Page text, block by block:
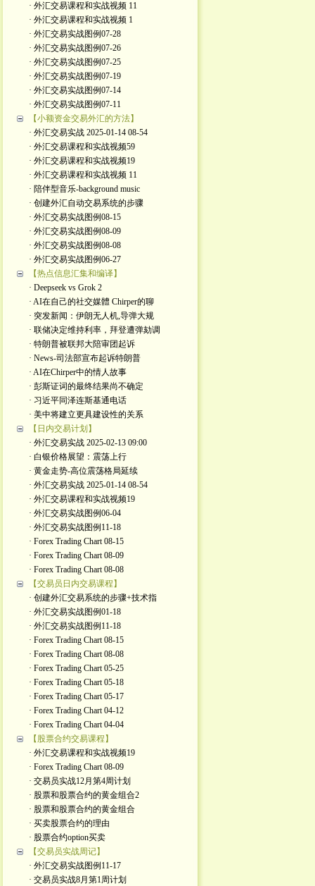
· 外汇交易课程和实战视频 11
· 外汇交易课程和实战视频 1
· 外汇交易实战图例07-28
· 外汇交易实战图例07-26
· 外汇交易实战图例07-25
· 外汇交易实战图例07-19
· 外汇交易实战图例07-14
· 外汇交易实战图例07-11
【小额资金交易外汇的方法】
· 外汇交易实战 2025-01-14 08-54
· 外汇交易课程和实战视频59
· 外汇交易课程和实战视频19
· 外汇交易课程和实战视频 11
· 陪伴型音乐-background music
· 创建外汇自动交易系统的步骤
· 外汇交易实战图例08-15
· 外汇交易实战图例08-09
· 外汇交易实战图例08-08
· 外汇交易实战图例06-27
【热点信息汇集和编译】
· Deepseek vs Grok 2
· AI在自己的社交媒體 Chirper的聊
· 突发新闻：伊朗无人机,导弹大规
· 联储决定维持利率，拜登遭弹劾调
· 特朗普被联邦大陪审团起诉
· News-司法部宣布起诉特朗普
· AI在Chirper中的情人故事
· 彭斯证词的最终结果尚不确定
· 习近平同泽连斯基通电话
· 美中将建立更具建设性的关系
【日内交易计划】
· 外汇交易实战 2025-02-13 09:00
· 白银价格展望：震荡上行
· 黄金走势-高位震荡格局延续
· 外汇交易实战 2025-01-14 08-54
· 外汇交易课程和实战视频19
· 外汇交易实战图例06-04
· 外汇交易实战图例11-18
· Forex Trading Chart 08-15
· Forex Trading Chart 08-09
· Forex Trading Chart 08-08
【交易员日内交易课程】
· 创建外汇交易系统的步骤+技术指
· 外汇交易实战图例01-18
· 外汇交易实战图例11-18
· Forex Trading Chart 08-15
· Forex Trading Chart 08-08
· Forex Trading Chart 05-25
· Forex Trading Chart 05-18
· Forex Trading Chart 05-17
· Forex Trading Chart 04-12
· Forex Trading Chart 04-04
【股票合约交易课程】
· 外汇交易课程和实战视频19
· Forex Trading Chart 08-09
· 交易员实战12月第4周计划
· 股票和股票合约的黄金组合2
· 股票和股票合约的黄金组合
· 买卖股票合约的理由
· 股票合约option买卖
【交易员实战周记】
· 外汇交易实战图例11-17
· 交易员实战8月第1周计划